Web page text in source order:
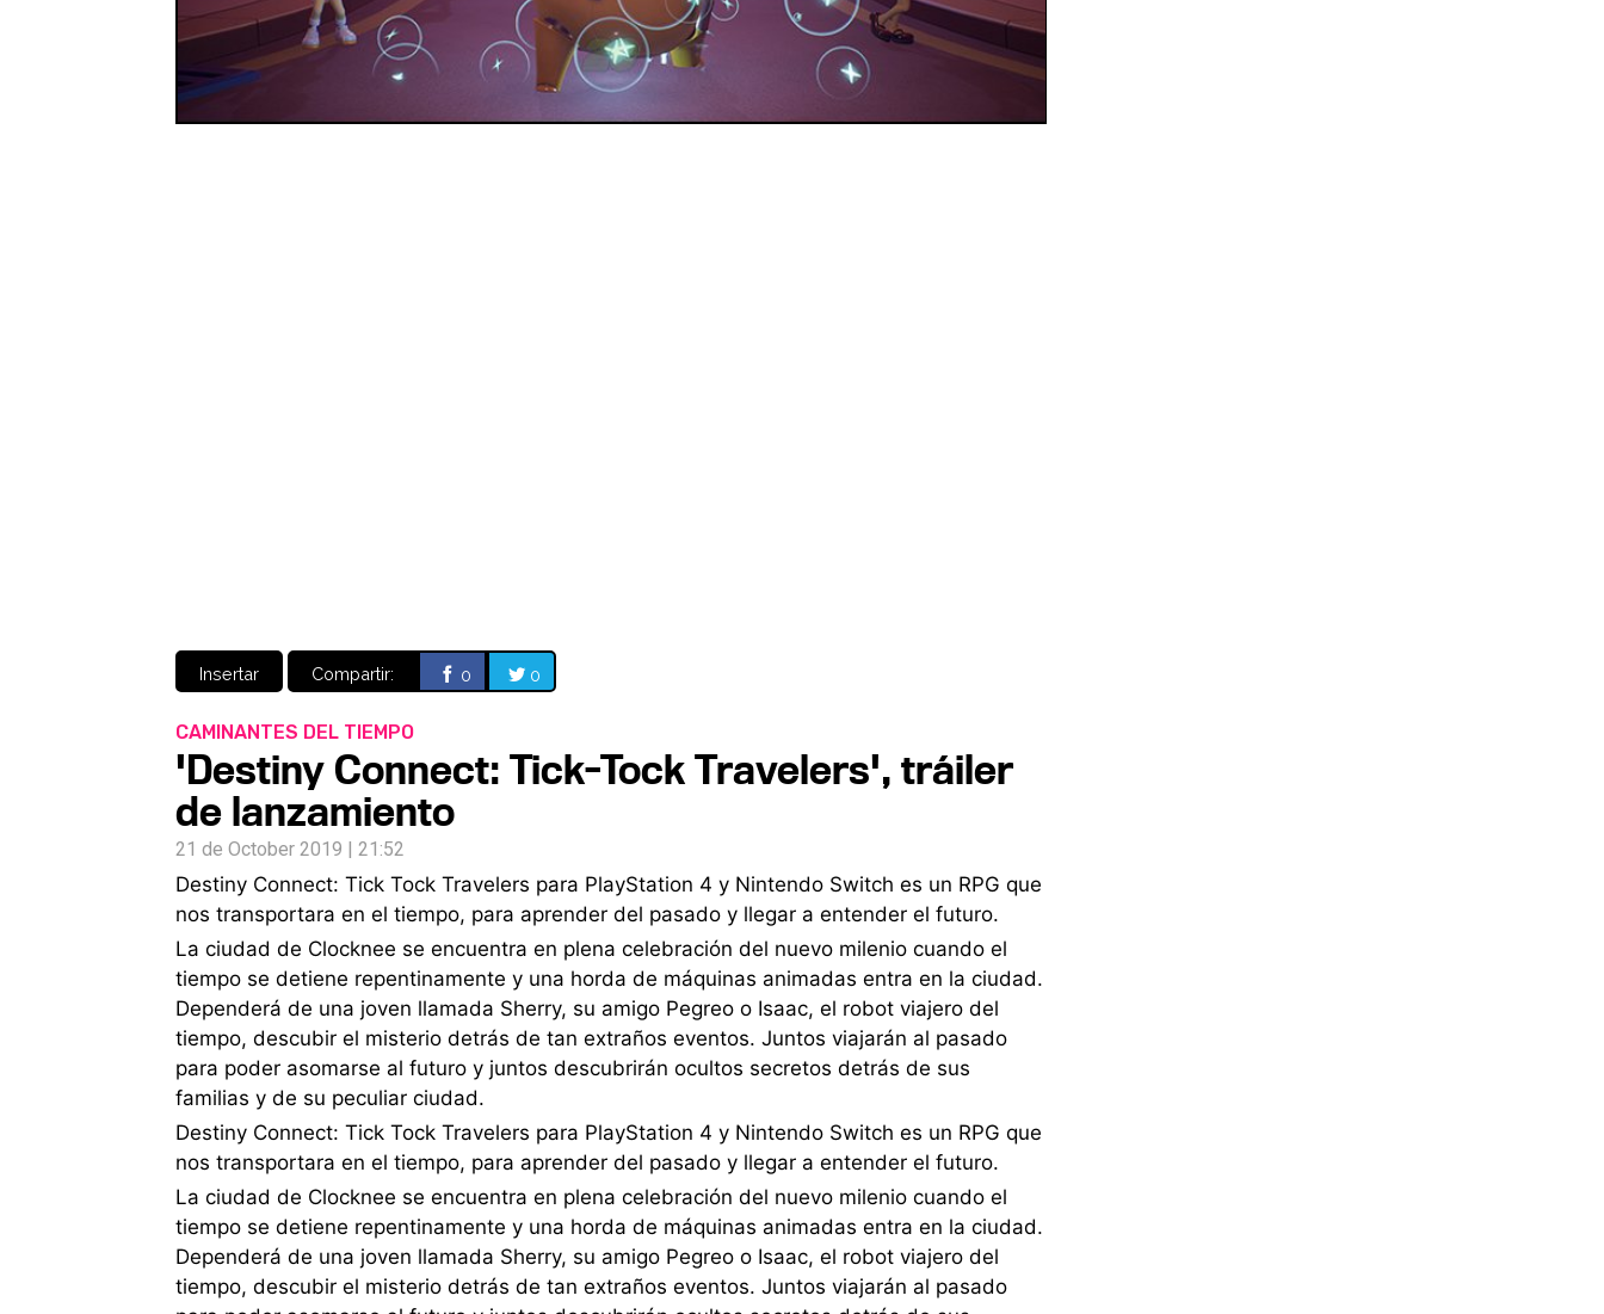
Video
Insertar Compartir: 0 0
CAMINANTES DEL TIEMPO
'Destiny Connect: Tick-Tock Travelers', tráiler
de lanzamiento
21 de October 2019 | 21:52
Destiny Connect: Tick Tock Travelers para PlayStation 4 y Nintendo Switch es un RPG que
nos transportara en el tiempo, para aprender del pasado y llegar a entender el futuro.
La ciudad de Clocknee se encuentra en plena celebración del nuevo milenio cuando el
tiempo se detiene repentinamente y una horda de máquinas animadas entra en la ciudad.
Dependerá de una joven llamada Sherry, su amigo Pegreo o Isaac, el robot viajero del
tiempo, descubir el misterio detrás de tan extraños eventos. Juntos viajarán al pasado
para poder asomarse al futuro y juntos descubrirán ocultos secretos detrás de sus
familias y de su peculiar ciudad.
Destiny Connect: Tick Tock Travelers para PlayStation 4 y Nintendo Switch es un RPG que
nos transportara en el tiempo, para aprender del pasado y llegar a entender el futuro.
La ciudad de Clocknee se encuentra en plena celebración del nuevo milenio cuando el
tiempo se detiene repentinamente y una horda de máquinas animadas entra en la ciudad.
Dependerá de una joven llamada Sherry, su amigo Pegreo o Isaac, el robot viajero del
tiempo, descubir el misterio detrás de tan extraños eventos. Juntos viajarán al pasado